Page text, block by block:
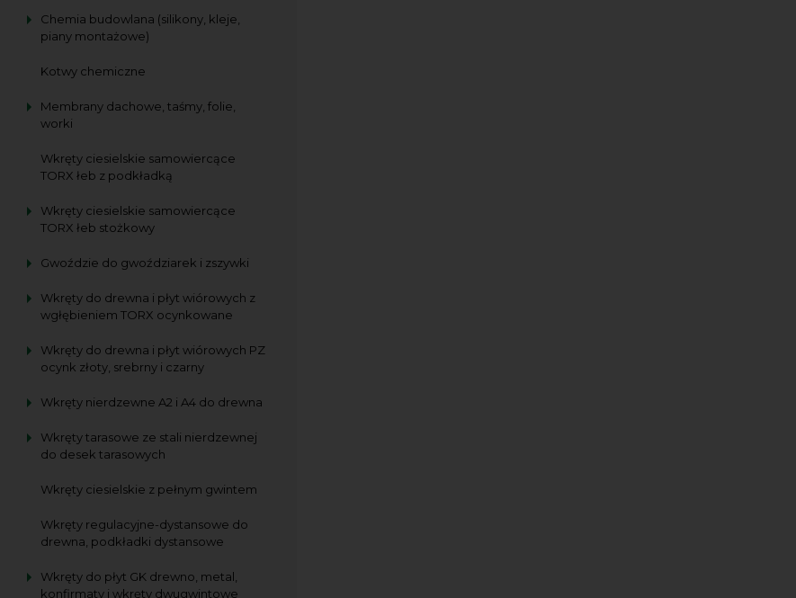
Chemia budowlana (silikony, kleje,
piany montażowe)
Kotwy chemiczne
Membrany dachowe, taśmy, folie,
worki
Wkręty ciesielskie samowiercące
TORX łeb z podkładką
Wkręty ciesielskie samowiercące
TORX łeb stożkowy
Gwoździe do gwoździarek i zszywki
Wkręty do drewna i płyt wiórowych z
wgłębieniem TORX ocynkowane
Wkręty do drewna i płyt wiórowych PZ
ocynk złoty, srebrny i czarny
Wkręty nierdzewne A2 i A4 do drewna
Wkręty tarasowe ze stali nierdzewnej
do desek tarasowych
Wkręty ciesielskie z pełnym gwintem
Wkręty regulacyjne-dystansowe do
drewna, podkładki dystansowe
Wkręty do płyt GK drewno, metal,
konfirmaty i wkręty dwugwintowe